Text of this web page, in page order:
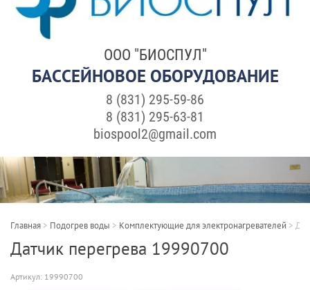
ООО "БИОСПУЛ"
БАССЕЙНОВОЕ ОБОРУДОВАНИЕ
8 (831) 295-59-86
8 (831) 295-63-81
biospool2@gmail.com
Главная > Подогрев воды > Комплектующие для электронагревателей >
Датчик перегрева 19990700
Артикул: 19990700